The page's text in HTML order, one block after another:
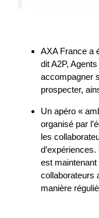
AXA France a
dit A2P,
accompagner
prospecter,
Un apéro «
organisé par
les
est maintenant
collaborateurs
manière